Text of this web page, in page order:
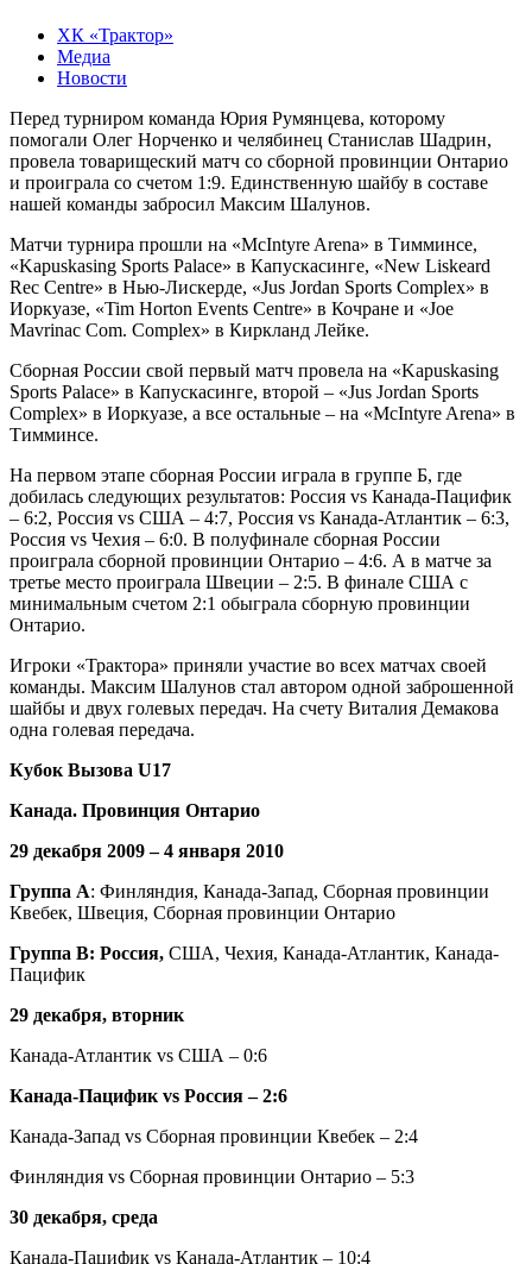
ХК «Трактор»
Медиа
Новости
Перед турниром команда Юрия Румянцева, которому
помогали Олег Норченко и челябинец Станислав Шадрин,
провела товарищеский матч со сборной провинции Онтарио
и проиграла со счетом 1:9. Единственную шайбу в составе
нашей команды забросил Максим Шалунов.
Матчи турнира прошли на «McIntyre Arena» в Тимминсе,
«Kapuskasing Sports Palace» в Капускасинге, «New Liskeard
Rec Centre» в Нью-Лискерде, «Jus Jordan Sports Complex» в
Иоркуазе, «Tim Horton Events Centre» в Кочране и «Joe
Mavrinac Com. Complex» в Киркланд Лейке.
Сборная России свой первый матч провела на «Kapuskasing
Sports Palace» в Капускасинге, второй – «Jus Jordan Sports
Complex» в Иоркуазе, а все остальные – на «McIntyre Arena» в
Тимминсе.
На первом этапе сборная России играла в группе Б, где
добилась следующих результатов: Россия vs Канада-Пацифик
– 6:2, Россия vs США – 4:7, Россия vs Канада-Атлантик – 6:3,
Россия vs Чехия – 6:0. В полуфинале сборная России
проиграла сборной провинции Онтарио – 4:6. А в матче за
третье место проиграла Швеции – 2:5. В финале США с
минимальным счетом 2:1 обыграла сборную провинции
Онтарио.
Игроки «Трактора» приняли участие во всех матчах своей
команды. Максим Шалунов стал автором одной заброшенной
шайбы и двух голевых передач. На счету Виталия Демакова
одна голевая передача.
Кубок Вызова U17
Канада. Провинция Онтарио
29 декабря 2009 – 4 января 2010
Группа А: Финляндия, Канада-Запад, Сборная провинции
Квебек, Швеция, Сборная провинции Онтарио
Группа B: Россия, США, Чехия, Канада-Атлантик, Канада-
Пацифик
29 декабря, вторник
Канада-Атлантик vs США – 0:6
Канада-Пацифик vs Россия – 2:6
Канада-Запад vs Сборная провинции Квебек – 2:4
Финляндия vs Сборная провинции Онтарио – 5:3
30 декабря, среда
Канада-Пацифик vs Канада-Атлантик – 10:4